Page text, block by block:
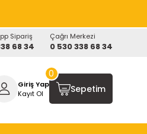
Sipariş
68 34
Çağrı Merkezi
0 530 338 68 34
Giriş Yap
Kayıt Ol
Sepetim
0